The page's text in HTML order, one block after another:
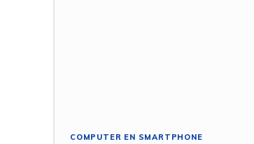
COMPUTER EN SMARTPHONE